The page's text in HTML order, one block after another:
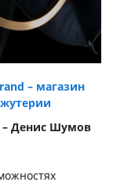
– магазин
– Денис Шумов